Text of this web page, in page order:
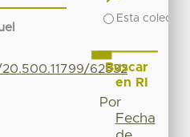
62532
Esta
Buscar
en RI
Por
Fecha